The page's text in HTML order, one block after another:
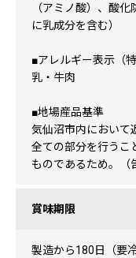
（アミノ酸）、酸
に乳成分を含む）
■アレルギー表示（特
乳・牛肉
■地場産品基準
気仙沼市内において
全ての部分を行うこ
ものであるため。（
賞味期限
製造から180日（要冷